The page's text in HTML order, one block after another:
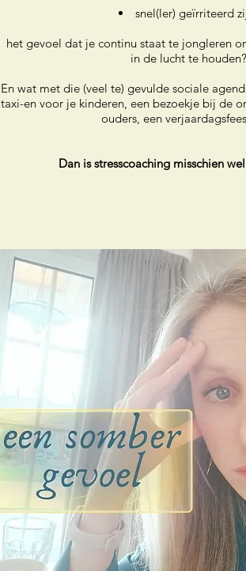
snel(ler) geïrriteerd
het gevoel dat je continu staat te jongleren
in de lucht te houden?
En wat met die (veel te) gevulde sociale
taxi-en voor je kinderen, een bezoekje bij de
ouders, een
Dan is stresscoaching misschien